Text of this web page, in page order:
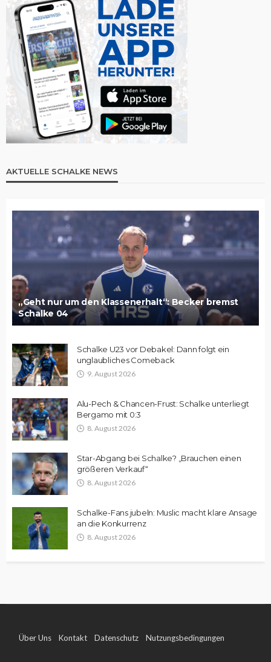
AKTUELLE SCHALKE NEWS
„Geht nur um den Klassenerhalt“: Becker bremst
Schalke 04
Schalke U23 vor Debakel: Dann folgt ein
unglaubliches Comeback
9. August 2026
Alu-Pech & Chancen-Frust: Schalke unterliegt
Bergamo mit 0:3
8. August 2026
Star-Abgang bei Schalke? „Brauchen einen
größeren Verkauf“
8. August 2026
Schalke-Fans jubeln: Muslic macht klare Ansage
an die Konkurrenz
8. August 2026
Über Uns Kontakt Datenschutz Nutzungsbedingungen